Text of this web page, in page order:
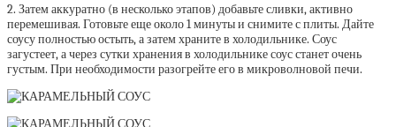
2. Затем аккуратно (в несколько этапов) добавьте сливки, активно
перемешивая. Готовьте еще около 1 минуты и снимите с плиты. Дайте
соусу полностью остыть, а затем храните в холодильнике. Соус
загустеет, а через сутки хранения в холодильнике соус станет очень
густым. При необходимости разогрейте его в микроволновой печи.